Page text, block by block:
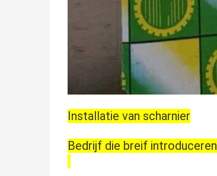
Installatie van scharnier
Bedrijf die breif introduceren